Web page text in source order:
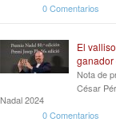
0 Comentarios
El
Nota de
César
Nadal 2024
0 Comentarios